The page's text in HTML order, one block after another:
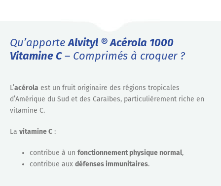
Qu’apporteAlvityl ® Acérola 1000
Vitamine C– Comprimés à croquer ?
L’acérola est un fruit originaire des régions tropicales
d’Amérique du Sud et des Caraïbes, particulièrement riche en
vitamine C.
La vitamine C :
contribue à un fonctionnement physique normal,
contribue aux défenses immunitaires.